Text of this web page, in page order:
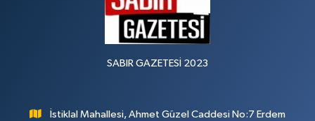
SABIR GAZETESİ 2023
İstiklal Mahallesi, Ahmet Güzel Caddesi No:7 Erdem